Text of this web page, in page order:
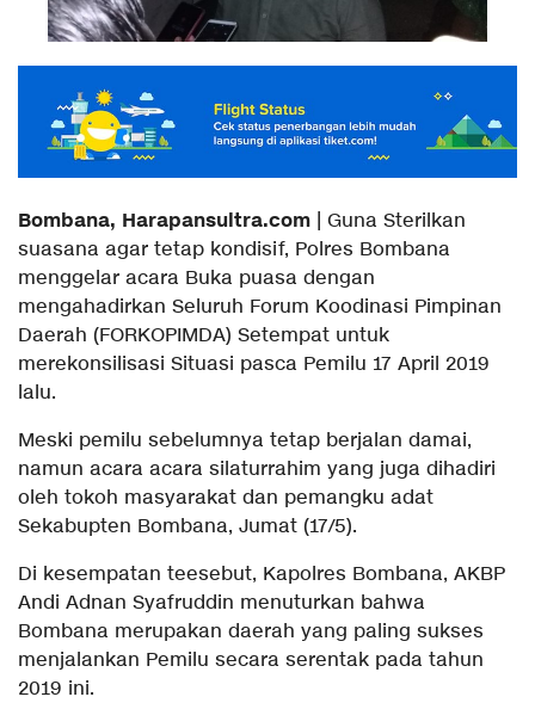
Bombana, Harapansultra.com | Guna Sterilkan
suasana agar tetap kondisif, Polres Bombana
menggelar acara Buka puasa dengan
mengahadirkan Seluruh Forum Koodinasi Pimpinan
Daerah (FORKOPIMDA) Setempat untuk
merekonsilisasi Situasi pasca Pemilu 17 April 2019
lalu.
Meski pemilu sebelumnya tetap berjalan damai,
namun acara acara silaturrahim yang juga dihadiri
oleh tokoh masyarakat dan pemangku adat
Sekabupten Bombana, Jumat (17/5).
Di kesempatan teesebut, Kapolres Bombana, AKBP
Andi Adnan Syafruddin menuturkan bahwa
Bombana merupakan daerah yang paling sukses
menjalankan Pemilu secara serentak pada tahun
2019 ini.